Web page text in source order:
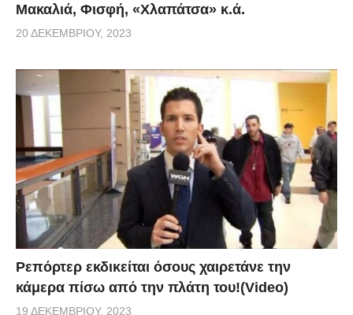
Μακαλιά, Φισφή, «Χλαπάτσα» κ.ά.
20 ΔΕΚΕΜΒΡΊΟΥ, 2023
Ρεπόρτερ εκδικείται όσους χαιρετάνε την
κάμερα πίσω από την πλάτη του!(Video)
19 ΔΕΚΕΜΒΡΊΟΥ, 2023